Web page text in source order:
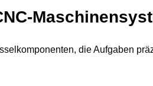
die Aufgaben